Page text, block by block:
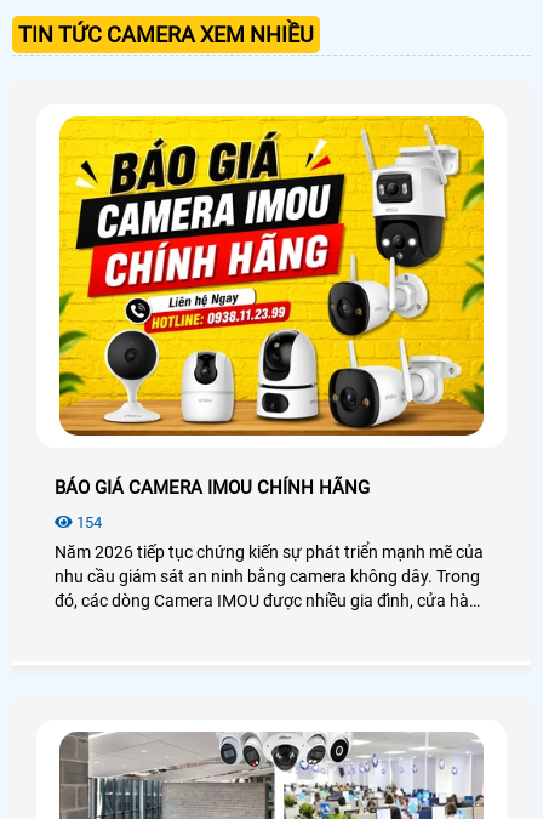
TIN TỨC CAMERA XEM NHIỀU
BÁO GIÁ CAMERA IMOU CHÍNH HÃNG
154
Năm 2026 tiếp tục chứng kiến sự phát triển mạnh mẽ của
nhu cầu giám sát an ninh bằng camera không dây. Trong
đó, các dòng Camera IMOU được nhiều gia đình, cửa hàng